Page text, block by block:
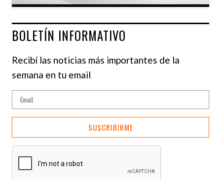
BOLETÍN INFORMATIVO
Recibí las noticias más importantes de la
semana en tu email
SUSCRIBIRME